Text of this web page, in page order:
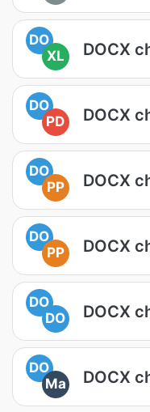
DO
XL
DOCX
DO
PD
DOCX
DO
PP
DOCX
DO
PP
DOCX
DO
DO
DOCX
DO
Ma
DOCX